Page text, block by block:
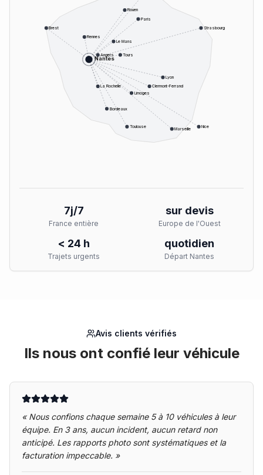
Nantes
Paris
Lyon
Marseille
Toulouse
Bordeaux
Nice
Strasbourg
Rennes
Angers
Le Mans
Tours
Limoges
Clermont-Ferrand
Rouen
Brest
La Rochelle
7j/7
France entière
sur devis
Europe de l'Ouest
< 24 h
Trajets urgents
quotidien
Départ Nantes
Avis clients vérifiés
Ils nous ont confié leur véhicule
« Nous confions chaque semaine 5 à 10 véhicules à leur
équipe. En 3 ans, aucun incident, aucun retard non
anticipé. Les rapports photo sont systématiques et la
facturation impeccable. »